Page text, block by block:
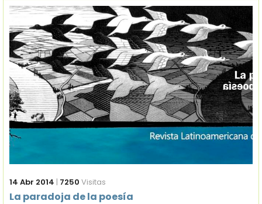
14 Abr 2014 | 7250 Visitas
La paradoja de la poesía